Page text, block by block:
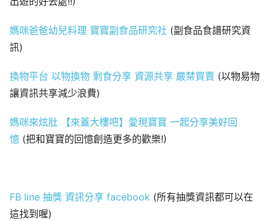
媽咪爸爸幼兒料理 寶寶副食品研究社 (副食品食譜研究資
訊)
換物平台 以物換物 剩食分享 資源共享 嚴禁買賣 (以物易物
讓資訊共享減少浪費)
媽咪來炫肚 【來蓋大樓吧】愛現寶寶 一起分享美好回
憶 (把和寶寶的回憶創造更多的歡樂!)
FB line 抽獎 資訊分享 facebook (所有抽獎資訊都可以在
這找到喔)